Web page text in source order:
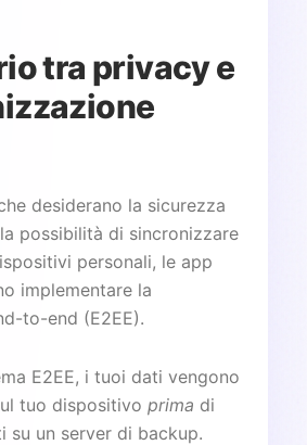
tra privacy e
desiderano la sicurezza
possibilità di sincronizzare
personali, le app
implementare la
to-end (E2EE).
E2EE, i tuoi dati vengono
tuo dispositivo prima di
su un server di backup.